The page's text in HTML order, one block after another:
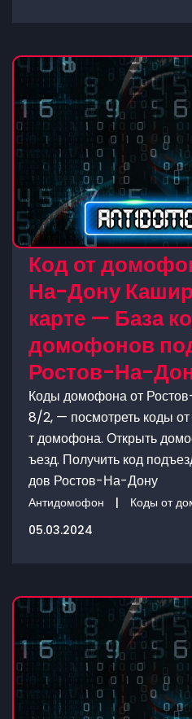
Код от
На-Дону
карте — База
домофонов
Ростов-На-
Коды домофона от
8/2, — посмотреть коды
т домофона. Открыть
ъезд. Получить код
дов Ростов-На-Дону
Антидомофон | Коды от
05.03.2024